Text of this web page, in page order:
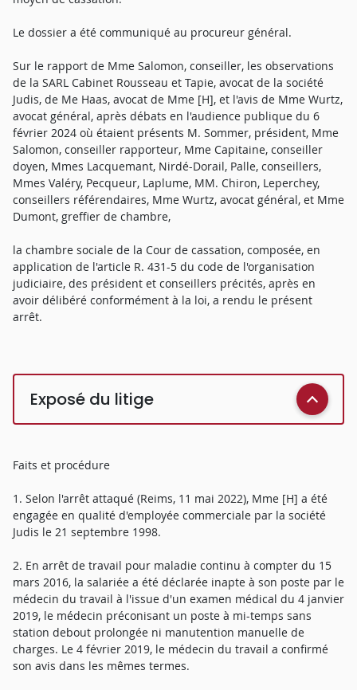
Le dossier a été communiqué au procureur général.
Sur le rapport de Mme Salomon, conseiller, les observations
de la SARL Cabinet Rousseau et Tapie, avocat de la société
Judis, de Me Haas, avocat de Mme [H], et l'avis de Mme Wurtz,
avocat général, après débats en l'audience publique du 6
février 2024 où étaient présents M. Sommer, président, Mme
Salomon, conseiller rapporteur, Mme Capitaine, conseiller
doyen, Mmes Lacquemant, Nirdé-Dorail, Palle, conseillers,
Mmes Valéry, Pecqueur, Laplume, MM. Chiron, Leperchey,
conseillers référendaires, Mme Wurtz, avocat général, et Mme
Dumont, greffier de chambre,
la chambre sociale de la Cour de cassation, composée, en
application de l'article R. 431-5 du code de l'organisation
judiciaire, des président et conseillers précités, après en
avoir délibéré conformément à la loi, a rendu le présent
arrêt.
Exposé du litige
Faits et procédure
1. Selon l'arrêt attaqué (Reims, 11 mai 2022), Mme [H] a été
engagée en qualité d'employée commerciale par la société
Judis le 21 septembre 1998.
2. En arrêt de travail pour maladie continu à compter du 15
mars 2016, la salariée a été déclarée inapte à son poste par le
médecin du travail à l'issue d'un examen médical du 4 janvier
2019, le médecin préconisant un poste à mi-temps sans
station debout prolongée ni manutention manuelle de
charges. Le 4 février 2019, le médecin du travail a confirmé
son avis dans les mêmes termes.